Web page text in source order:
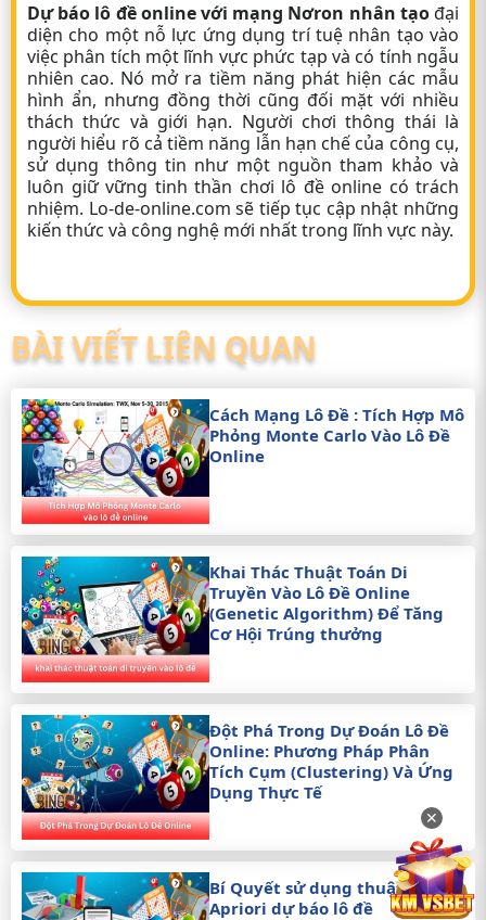
Dự báo lô đề online với mạng Nơron nhân tạođại
diện cho một nỗ lực ứng dụng trí tuệ nhân tạo vào
việc phân tích một lĩnh vực phức tạp và có tính ngẫu
nhiên cao. Nó mở ra tiềm năng phát hiện các mẫu
hình ẩn, nhưng đồng thời cũng đối mặt với nhiều
thách thức và giới hạn. Người chơi thông thái là
người hiểu rõ cả tiềm năng lẫn hạn chế của công cụ,
sử dụng thông tin như một nguồn tham khảo và
luôn giữ vững tinh thần chơi lô đề online có trách
nhiệm. Lo-de-online.com sẽ tiếp tục cập nhật những
kiến thức và công nghệ mới nhất trong lĩnh vực này.
BÀI VIẾT LIÊN QUAN
Cách Mạng Lô Đề : Tích Hợp Mô
Phỏng Monte Carlo Vào Lô Đề
Online
Khai Thác Thuật Toán Di
Truyền Vào Lô Đề Online
(Genetic Algorithm) Để Tăng
Cơ Hội Trúng thưởng
Đột Phá Trong Dự Đoán Lô Đề
Online: Phương Pháp Phân
Tích Cụm (Clustering) Và Ứng
Dụng Thực Tế
Bí Quyết sử dụng thuật toán
Apriori dự báo lô đề
✕